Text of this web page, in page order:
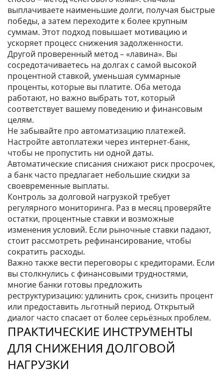
выплачиваете наименьшие долги, получая быстрые
победы, а затем переходите к более крупным
суммам. Этот подход повышает мотивацию и
ускоряет процесс снижения задолженности.
Другой проверенный метод – «лавина». Вы
сосредотачиваетесь на долгах с самой высокой
процентной ставкой, уменьшая суммарные
проценты, которые вы платите. Оба метода
работают, но важно выбрать тот, который
соответствует вашему поведению и финансовым
целям.
Не забывайте про автоматизацию платежей.
Настройте автоплатежи через интернет‑банк,
чтобы не пропустить ни одной даты.
Автоматические списания снижают риск просрочек,
а банк часто предлагает небольшие скидки за
своевременные выплаты.
Контроль за долговой нагрузкой требует
регулярного мониторинга. Раз в месяц проверяйте
остатки, процентные ставки и возможные
изменения условий. Если рыночные ставки падают,
стоит рассмотреть рефинансирование, чтобы
сократить расходы.
Важно также вести переговоры с кредиторами. Если
вы столкнулись с финансовыми трудностями,
многие банки готовы предложить
реструктуризацию: удлинить срок, снизить процент
или предоставить льготный период. Открытый
диалог часто спасает от более серьёзных проблем.
ПРАКТИЧЕСКИЕ ИНСТРУМЕНТЫ
ДЛЯ СНИЖЕНИЯ ДОЛГОВОЙ
НАГРУЗКИ